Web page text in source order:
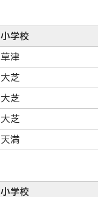
小学校
草津
大芝
大芝
大芝
天満
小学校